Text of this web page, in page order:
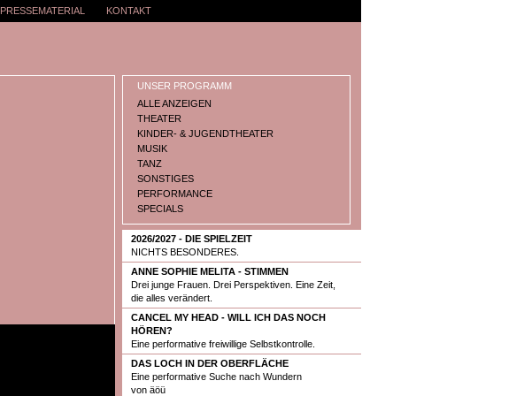
PRESSEMATERIAL KONTAKT
UNSER PROGRAMM
ALLE ANZEIGEN
THEATER
KINDER- & JUGENDTHEATER
MUSIK
TANZ
SONSTIGES
PERFORMANCE
SPECIALS
2026/2027 - DIE SPIELZEIT
NICHTS BESONDERES.
ANNE SOPHIE MELITA - STIMMEN
Drei junge Frauen. Drei Perspektiven. Eine Zeit,
die alles verändert.
CANCEL MY HEAD - WILL ICH DAS NOCH
HÖREN?
Eine performative freiwillige Selbstkontrolle.
DAS LOCH IN DER OBERFLÄCHE
Eine performative Suche nach Wundern
von äöü